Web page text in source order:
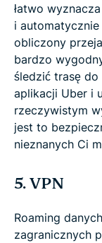
łatwo
i
obliczony
bardzo
śledzić trasę
aplikacji Uber i
rzeczywistym
jest to
nieznanych Ci
5. VPN
Roaming
zagranicznych